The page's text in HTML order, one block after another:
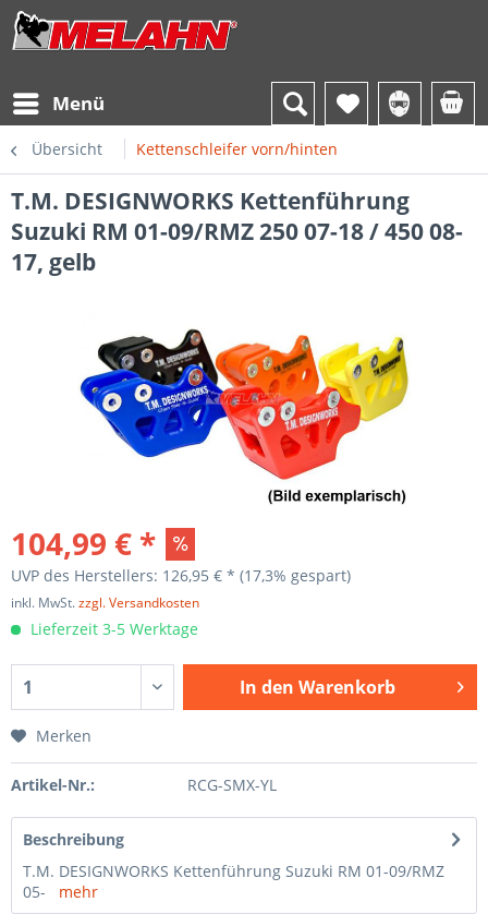
Menü
Übersicht Kettenschleifer vorn/hinten
T.M. DESIGNWORKS Kettenführung
Suzuki RM 01-09/RMZ 250 07-18 / 450 08-
17, gelb
104,99 € *
UVP des Herstellers: 126,95 € * (17,3% gespart)
inkl. MwSt.zzgl. Versandkosten
Lieferzeit 3-5 Werktage
In den Warenkorb
Merken
Artikel-Nr.: RCG-SMX-YL
Beschreibung
T.M. DESIGNWORKS Kettenführung Suzuki RM 01-09/RMZ
05- mehr